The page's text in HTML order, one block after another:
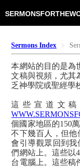
Sermons Index
本網站的目的是為
文稿與視頻，尤其
乏神學院或聖經學
這些宣道文
個國家地區的150
不下幾百人，但他
會引導觀眾回到我
們網站上。這些以
台電腦上。這些稿